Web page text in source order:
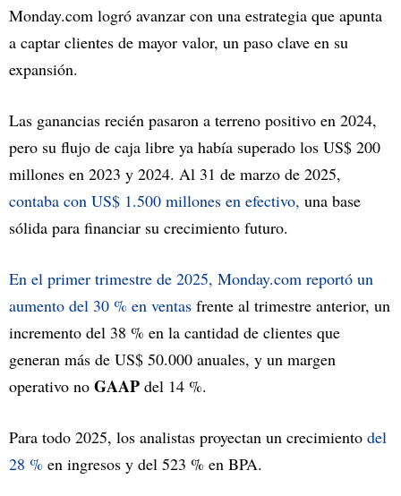
Monday.com logró avanzar con una estrategia que apunta
a captar clientes de mayor valor, un paso clave en su
expansión.
Las ganancias recién pasaron a terreno positivo en 2024,
pero su flujo de caja libre ya había superado los US$ 200
millones en 2023 y 2024. Al 31 de marzo de 2025,
contaba con US$ 1.500 millones en efectivo, una base
sólida para financiar su crecimiento futuro.
En el primer trimestre de 2025, Monday.com reportó un
aumento del 30 % en ventas frente al trimestre anterior, un
incremento del 38 % en la cantidad de clientes que
generan más de US$ 50.000 anuales, y un margen
operativo no GAAP del 14 %.
Para todo 2025, los analistas proyectan un crecimiento del
28 % en ingresos y del 523 % en BPA.